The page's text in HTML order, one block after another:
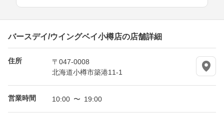
バースデイ/ウイングベイ小樽店の店舗詳細
住所
〒047-0008
北海道小樽市築港11-1
営業時間 10:00 〜 19:00